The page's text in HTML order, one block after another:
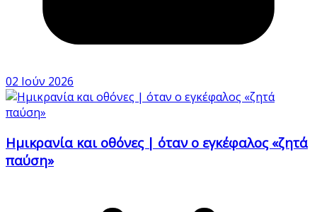
02 Ιούν 2026
Ημικρανία και οθόνες | όταν ο εγκέφαλος «ζητά
παύση»